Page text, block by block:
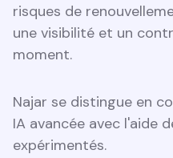
risques de
une visibilité et un
moment.
Najar se distingue en
IA avancée avec l'aide
expérimentés.